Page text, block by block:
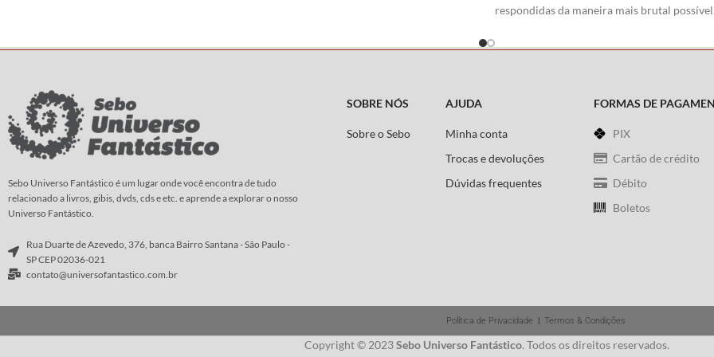
gangsteres perigosos.
Arte:Guarnido
respondidas da maneira mais brutal possível.
que assolam o bravo herói, o diabólico
ameaçando abrir novas que jamais poderão
Roteiro:
Ed Brubaker
Arte:Steve Epting
Sebo Universo Fantástico é um lugar onde você encontra de tudo
relacionado a livros, gibis, dvds, cds e etc. e aprende a explorar o nosso
Universo Fantástico.
Rua Duarte de Azevedo, 376, banca Bairro Santana - São Paulo -
SP CEP 02036-021
contato@universofantastico.com.br
SOBRE NÓS
Sobre o Sebo
AJUDA
Minha conta
Trocas e devoluções
Dúvidas frequentes
FORMAS DE
PIX
Cartão de crédito
Débito
Boletos
Política de Privacidade | Termos & Condições
Copyright © 2023Sebo Universo Fantástico. Todos os direitos reservados.